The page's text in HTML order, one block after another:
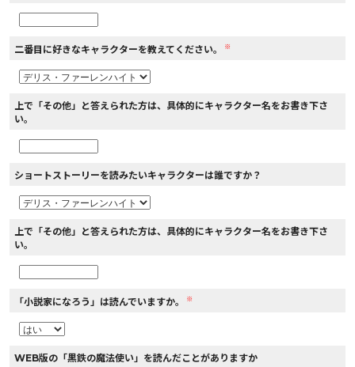
二番目に好きなキャラクターを教えてください。 ※
上で「その他」と答えられた方は、具体的にキャラクター名をお書き下さ
い。
ショートストーリーを読みたいキャラクターは誰ですか？
上で「その他」と答えられた方は、具体的にキャラクター名をお書き下さ
い。
「小説家になろう」は読んでいますか。 ※
WEB版の「黒鉄の魔法使い」を読んだことがありますか